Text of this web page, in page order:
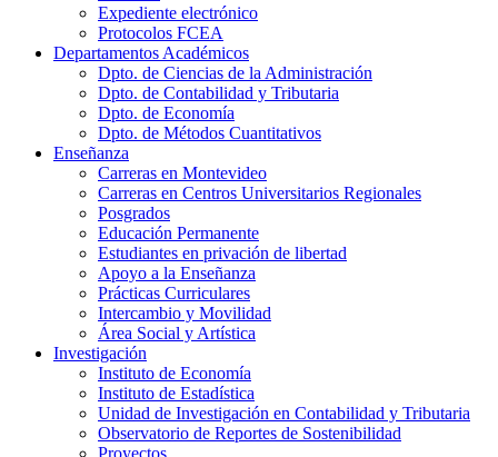
Expediente electrónico
Protocolos FCEA
Departamentos Académicos
Dpto. de Ciencias de la Administración
Dpto. de Contabilidad y Tributaria
Dpto. de Economía
Dpto. de Métodos Cuantitativos
Enseñanza
Carreras en Montevideo
Carreras en Centros Universitarios Regionales
Posgrados
Educación Permanente
Estudiantes en privación de libertad
Apoyo a la Enseñanza
Prácticas Curriculares
Intercambio y Movilidad
Área Social y Artística
Investigación
Instituto de Economía
Instituto de Estadística
Unidad de Investigación en Contabilidad y Tributaria
Observatorio de Reportes de Sostenibilidad
Proyectos